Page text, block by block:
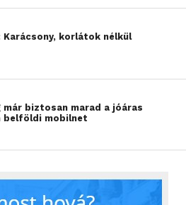
Karácsony, korlátok nélkül
már biztosan marad a jóáras
belföldi mobilnet